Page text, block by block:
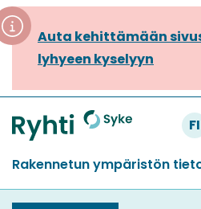
Siirry
sisältöönAuta kehittämään
lyhyeen kyselyyn
Etusivu
FI
Rakennetun ympäristön